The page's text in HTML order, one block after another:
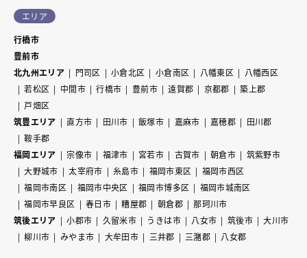
エリア
行橋市
豊前市
北九州エリア
門司区 小倉北区 小倉南区 八幡東区
八幡西区
若松区
中間市 行橋市 豊前市 遠賀郡 京都郡
築上郡
戸畑区
筑豊エリア
直方市 田川市 飯塚市 嘉麻市 嘉穂郡
田川郡
鞍手郡
福岡エリア
宗像市 福津市 宮若市 古賀市 朝倉市
筑紫野市
大野城市
太宰府市 糸島市 福岡市東区
福岡市西区
福岡市南区
福岡市中央区 福岡市博多区
福岡市城南区
福岡市早良区
春日市 糟屋郡 朝倉郡
那珂川市
筑後エリア
小郡市 久留米市 うきは市 八女市 筑後市
大川市
柳川市
みやま市 大牟田市 三井郡 三潴郡 八女郡